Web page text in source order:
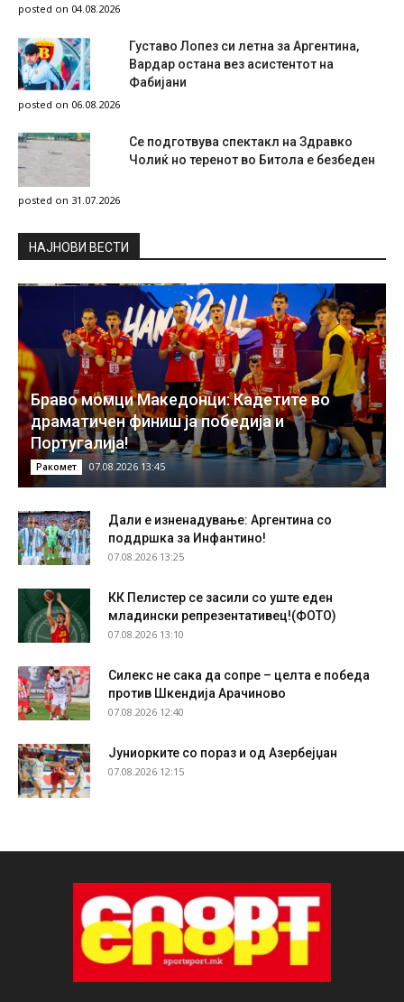
posted on 04.08.2026
Густаво Лопез си летна за Аргентина,
Вардар остана вез асистентот на
Фабијани
posted on 06.08.2026
Се подготвува спектакл на Здравко
Чолиќ но теренот во Битола е безбеден
posted on 31.07.2026
НAЈНОВИ ВЕСТИ
Браво момци Македонци: Кадетите во
драматичен финиш ја победија и
Португалија!
Ракомет 07.08.2026 13:45
Дали е изненадување: Аргентина со
поддршка за Инфантино!
07.08.2026 13:25
КК Пелистер се засили со уште еден
младински репрезентативец!(ФОТО)
07.08.2026 13:10
Силекс не сака да сопре – целта е победа
против Шкендија Арачиново
07.08.2026 12:40
Јуниорките со пораз и од Азербејџан
07.08.2026 12:15